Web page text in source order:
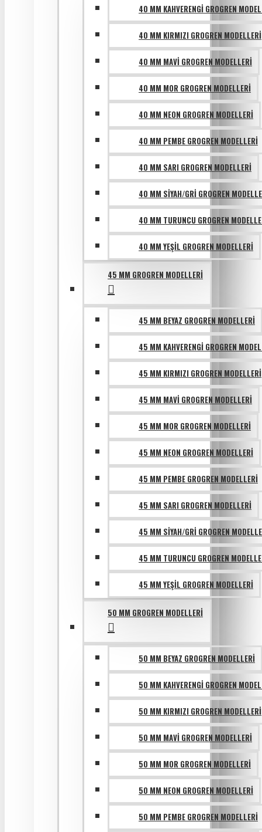
40 MM KAHVERENGI GROGREN
40 MM KIRMIZI GROGREN MODELLERI
40 MM MAVI GROGREN MODELLERI
40 MM MOR GROGREN MODELLERI
40 MM NEON GROGREN MODELLERI
40 MM PEMBE GROGREN MODELLERI
40 MM SARI GROGREN MODELLERI
40 MM SIYAH/GRI GROGREN
40 MM TURUNCU GROGREN
40 MM YEŞIL GROGREN MODELLERI
45 MM GROGREN MODELLERI
45 MM BEYAZ GROGREN MODELLERI
45 MM KAHVERENGI GROGREN
45 MM KIRMIZI GROGREN MODELLERI
45 MM MAVI GROGREN MODELLERI
45 MM MOR GROGREN MODELLERI
45 MM NEON GROGREN MODELLERI
45 MM PEMBE GROGREN MODELLERI
45 MM SARI GROGREN MODELLERI
45 MM SIYAH/GRI GROGREN
45 MM TURUNCU GROGREN
45 MM YEŞIL GROGREN MODELLERI
50 MM GROGREN MODELLERI
50 MM BEYAZ GROGREN MODELLERI
50 MM KAHVERENGI GROGREN
50 MM KIRMIZI GROGREN MODELLERI
50 MM MAVI GROGREN MODELLERI
50 MM MOR GROGREN MODELLERI
50 MM NEON GROGREN MODELLERI
50 MM PEMBE GROGREN MODELLERI